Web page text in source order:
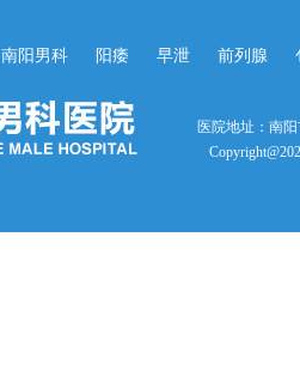
南阳男科 阳痿 早泄 前列腺
医院地址：南